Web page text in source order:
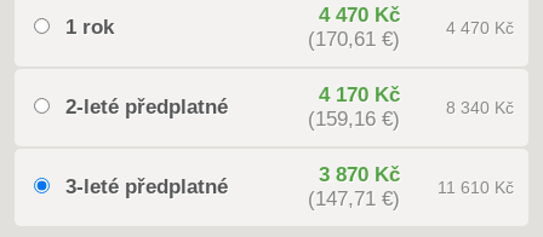
1 rok
4 470 Kč
(170,61 €)
4 470 Kč
2-leté předplatné
4 170 Kč
(159,16 €)
8 340 Kč
3-leté předplatné
3 870 Kč
(147,71 €)
11 610 Kč